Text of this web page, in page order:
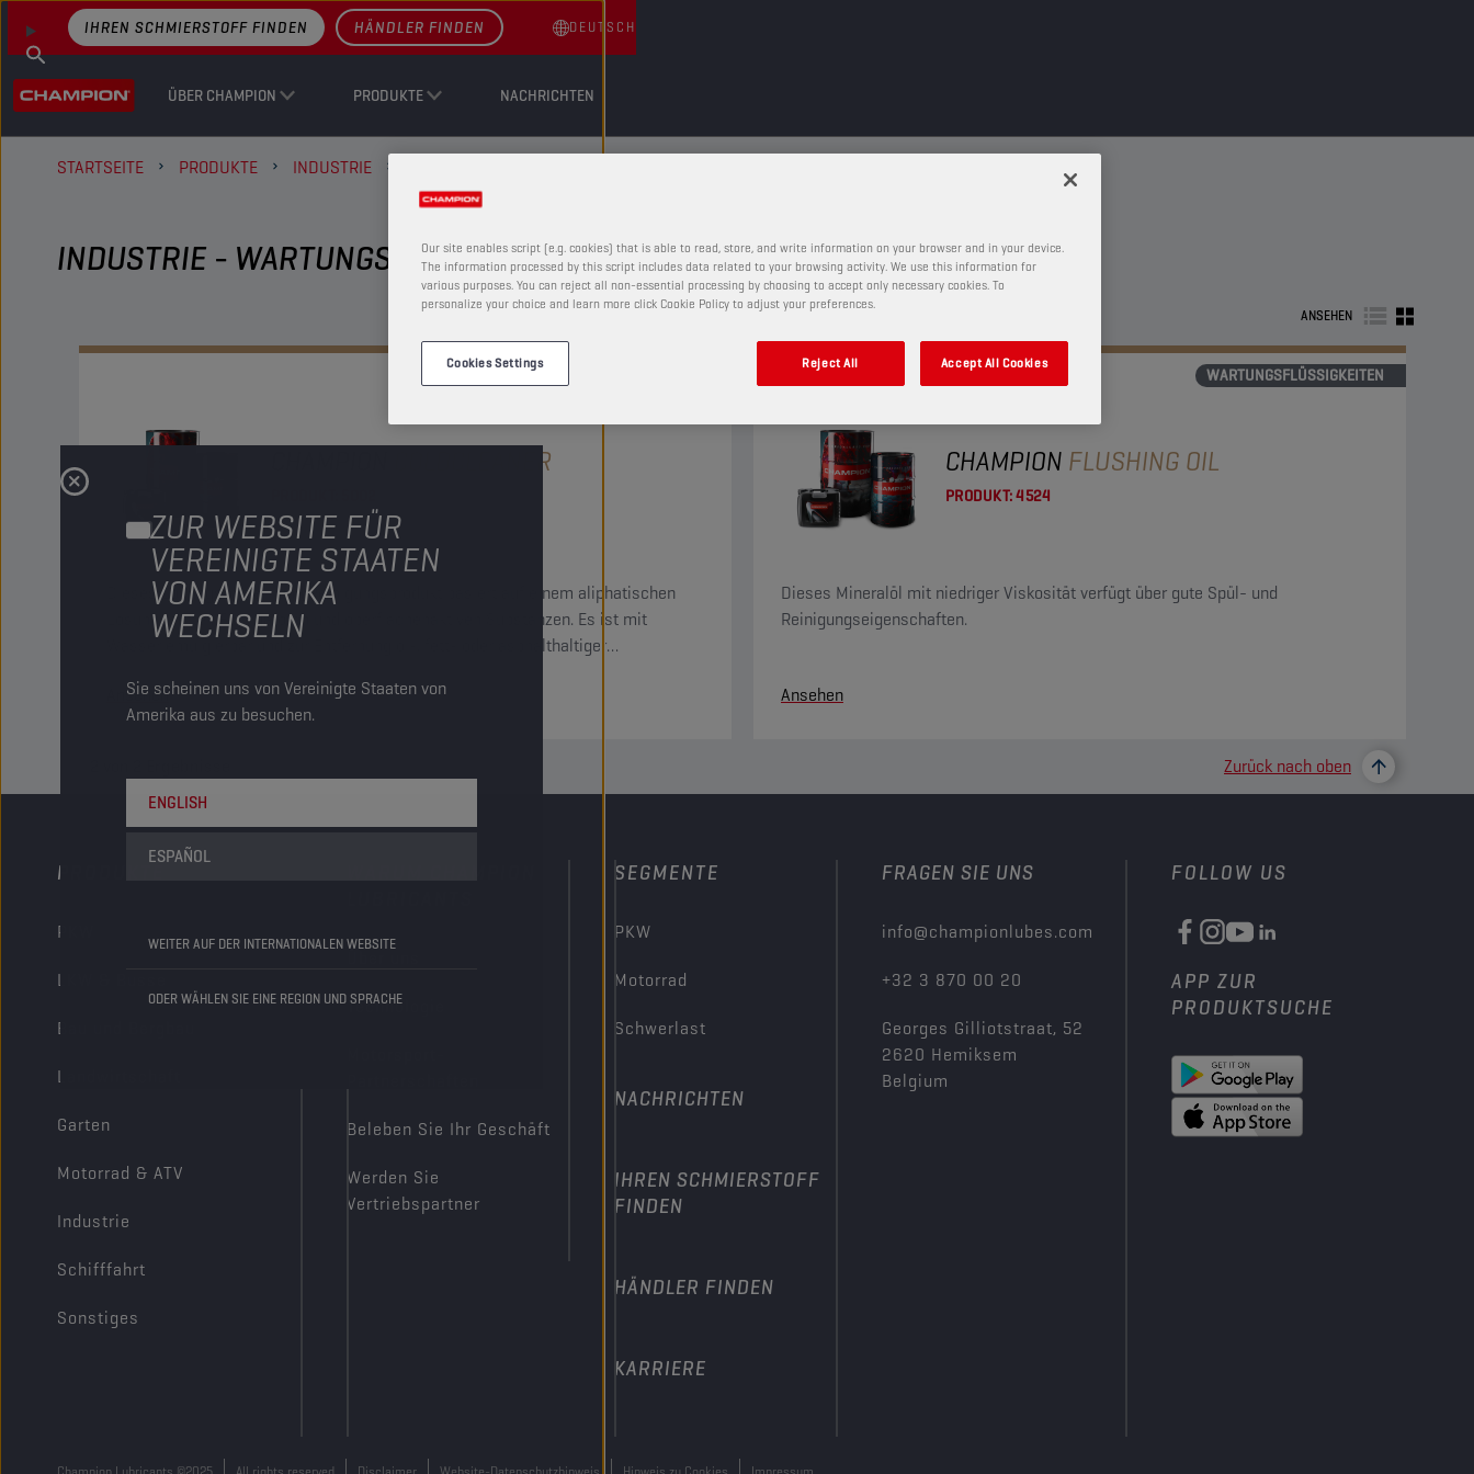
ZUR WEBSITE FÜR
VEREINIGTE STAATEN
VON AMERIKA
WECHSELN
Sie scheinen uns von Vereinigte Staaten von
Amerika aus zu besuchen.
ENGLISH
ESPAÑOL
WEITER AUF DER INTERNATIONALEN WEBSITE
ODER WÄHLEN SIE EINE REGION UND SPRACHE
ÜBER CHAMPION PRODUKTE NACHRICHTEN
IHREN SCHMIERSTOFF FINDEN HÄNDLER FINDEN DEUTSCH
STARTSEITE PRODUKTE INDUSTRIE
INDUSTRIE - WARTUNGSFLÜSSIGKEITEN
ANSEHEN
WARTUNGSFLÜSSIGKEITEN
COLDCLEANER
Dieses Lösungsmittel- und Reinigungsprodukt basiert auf einem aliphatischen
Lösungsmittel, Emulgatoren und oberflächenaktiven Substanzen. Es ist mit
Wasser emulgierbar und zur Entfernung öl-, fett- oder asphalthaltiger
Ansehen
WARTUNGSFLÜSSIGKEITEN
CHAMPION FLUSHING OIL
PRODUKT:4524
Dieses Mineralöl mit niedriger Viskosität verfügt über gute Spül- und
Reinigungseigenschaften.
Ansehen
Zurück nach oben
PRODUKTE
PKW
LKW & Busse
Bau und Bergbau
Landwirtschaft
Garten
Motorrad & ATV
Industrie
Schifffahrt
Sonstiges
Technologie
Beleben Sie Ihr Geschäft
Werden Sie
Vertriebspartner
SEGMENTE
PKW
Motorrad
Schwerlast
NACHRICHTEN
IHREN SCHMIERSTOFF
FINDEN
HÄNDLER FINDEN
KARRIERE
FRAGEN SIE UNS
info@championlubes.com
+32 3 870 00 20
Georges Gilliotstraat, 52
2620 Hemiksem
Belgium
FOLLOW US
APP ZUR
PRODUKTSUCHE
Our site enables script (e.g. cookies) that is able to read, store, and write information on your browser and in your device.
The information processed by this script includes data related to your browsing activity. We use this information for
various purposes. You can reject all non-essential processing by choosing to accept only necessary cookies. To
personalize your choice and learn more click Cookie Policy to adjust your preferences.
Cookies Settings Reject All Accept All Cookies